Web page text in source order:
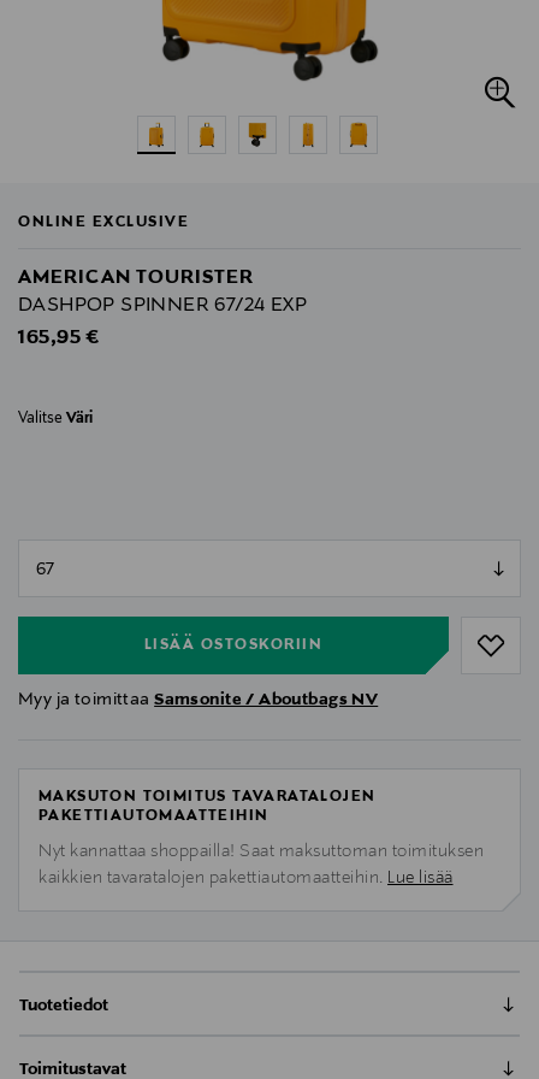
ONLINE EXCLUSIVE
AMERICAN TOURISTER
DASHPOP SPINNER 67/24 EXP
Original Price
165,95 €
Valitse Väri
LISÄÄ OSTOSKORIIN
Myy ja toimittaaSamsonite / Aboutbags NV
MAKSUTON TOIMITUS TAVARATALOJEN
PAKETTIAUTOMAATTEIHIN
Nyt kannattaa shoppailla! Saat maksuttoman toimituksen
kaikkien tavaratalojen pakettiautomaatteihin. Lue lisää
Tuotetiedot
polypropeenimateriaalista ja se tarjoaa maksimaalisen
Toimitustavat